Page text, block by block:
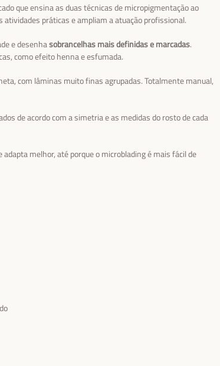
que ensina as duas técnicas de micropigmentação ao
práticas e ampliam a atuação profissional.
e desenhasobrancelhas mais definidas e marcadas.
como efeito henna e esfumada.
com lâminas muito finas agrupadas. Totalmente manual,
de acordo com a simetria e as medidas do rosto de cada
melhor, até porque o microblading é mais fácil de